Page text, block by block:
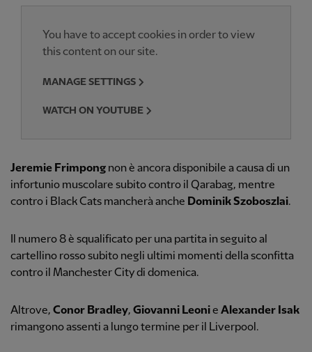
You have to accept cookies in order to view
this content on our site.
MANAGE SETTINGS
WATCH ON YOUTUBE
Jeremie Frimpong non è ancora disponibile a causa di un
infortunio muscolare subito contro il Qarabag, mentre
contro i Black Cats mancherà anche Dominik Szoboszlai.
Il numero 8 è squalificato per una partita in seguito al
cartellino rosso subito negli ultimi momenti della sconfitta
contro il Manchester City di domenica.
Altrove, Conor Bradley, Giovanni Leonie Alexander Isak
rimangono assenti a lungo termine per il Liverpool.